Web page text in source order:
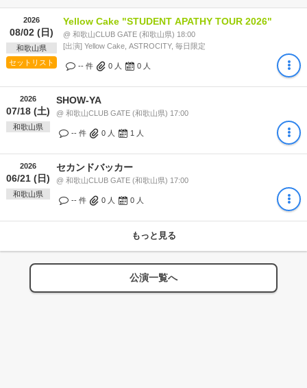
2026
08/02 (日)
和歌山県
セットリスト
Yellow Cake "STUDENT APATHY TOUR 2026"
@ 和歌山CLUB GATE (和歌山県) 18:00
[出演] Yellow Cake, ASTROCITY, 毎日限定
-- 件 0 人 0 人
2026
07/18 (土)
和歌山県
SHOW-YA
@ 和歌山CLUB GATE (和歌山県) 17:00
-- 件 0 人 1 人
2026
06/21 (日)
和歌山県
セカンドバッカー
@ 和歌山CLUB GATE (和歌山県) 17:00
-- 件 0 人 0 人
もっと見る
公演一覧へ